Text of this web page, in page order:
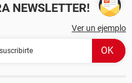
NEWSLETTER!
Ver un ejemplo